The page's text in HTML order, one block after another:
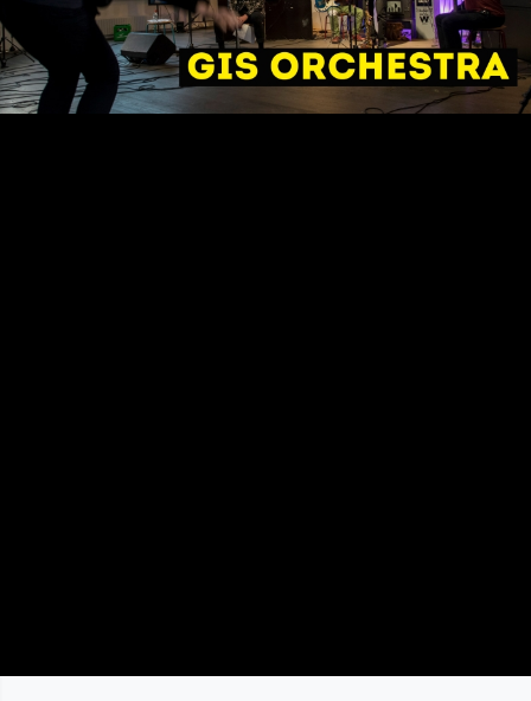
Video